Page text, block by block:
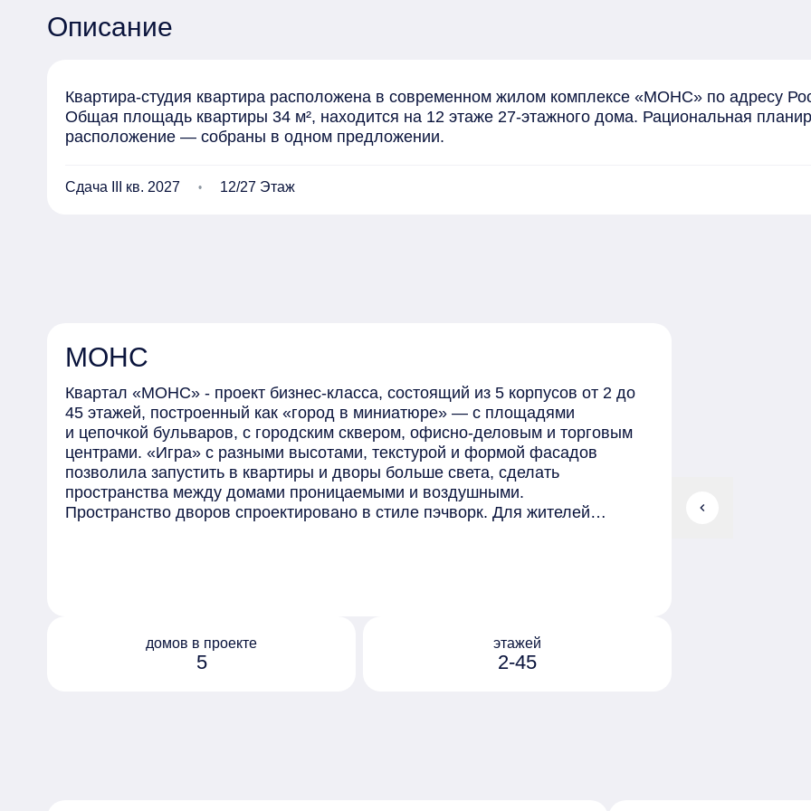
Описание
Квартира-студия квартира расположена в современном жилом комплексе «МОНС» по адресу
Общая площадь квартиры 34 м², находится на 12 этаже 27-этажного дома. Рациональная
расположение — собраны в одном предложении.
Сдача III кв. 2027 12/27 Этаж
МОНС
Квартал «МОНС» - проект бизнес-класса, состоящий из 5 корпусов от 2 до
45 этажей, построенный как «город в миниатюре» — с площадями
и цепочкой бульваров, с городским сквером, офисно-деловым и торговым
центрами. «Игра» с разными высотами, текстурой и формой фасадов
позволила запустить в квартиры и дворы больше света, сделать
пространства между домами проницаемыми и воздушными.
Пространство дворов спроектировано в стиле пэчворк. Для жителей
озеленением. На территории размещены современные детские площадки,
разработанные совместно с психологами.
В проекте представлено 50 вариантов планировочных решений. На первых
5
домов в проекте
2-45
этажей
chevron_left